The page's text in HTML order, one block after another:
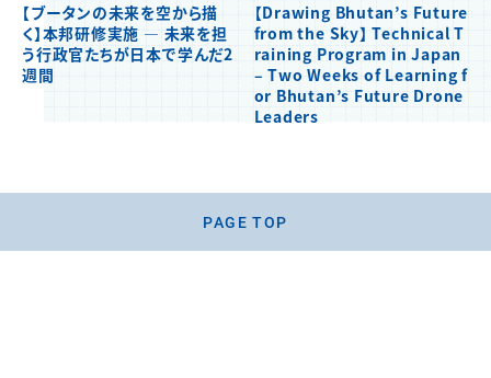
【ブータンの未来を空から描
く】本邦研修実施 ― 未来を担
う行政官たちが日本で学んだ2
週間
【Drawing Bhutan’s Future
from the Sky】 Technical T
raining Program in Japan
– Two Weeks of Learning f
or Bhutan’s Future Drone
Leaders
PAGE TOP